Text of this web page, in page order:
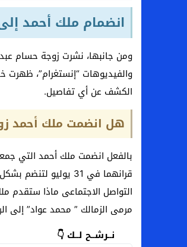
انضمام ملك أحمد
ومن جانبها، نشرت زوجة حسام
والفيديوهات “إنستغرام”، ظهرت
الكشف عن أي تفاصيل.
هل انضمت ملك أحمد
بالفعل انضمت ملك أحمد التي
قرانهما في 31
التواصل الاجتماعى ماذا
مرمى الزمالك ” محمد عواد” إلى
نــرشــح لــك 👇